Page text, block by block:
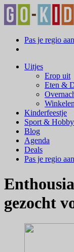
Pas je regio aan
Uitjes
Erop uit
Eten &
Winkelen
Kinderfeestje
Sport & Hobby
Blog
Agenda
Deals
Pas je regio aan
gezocht